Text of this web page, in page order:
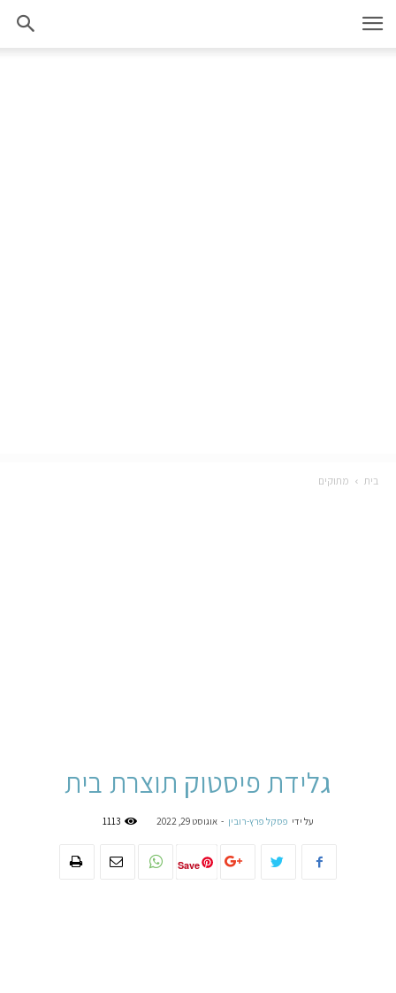
בית מתוקים
גלידת פיסטוק תוצרת בית
על ידי פסקל פרץ-רובין - אוגוסט 29, 2022 1113
Save